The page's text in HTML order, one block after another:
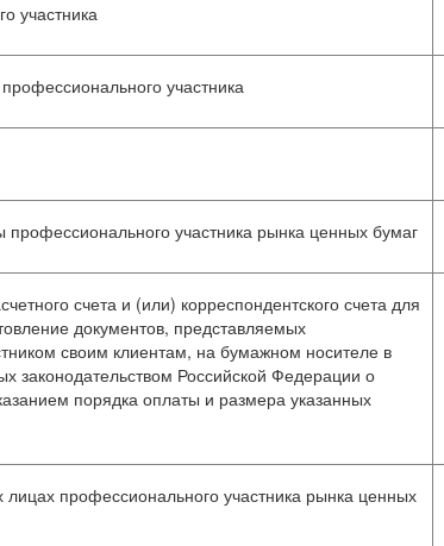
участника
участника
профессионального участника рынка ценных бумаг
счета и (или) корреспондентского счета для
документов, представляемых
своим клиентам, на бумажном носителе в
законодательством Российской Федерации о
порядка оплаты и размера указанных
профессионального участника рынка ценных